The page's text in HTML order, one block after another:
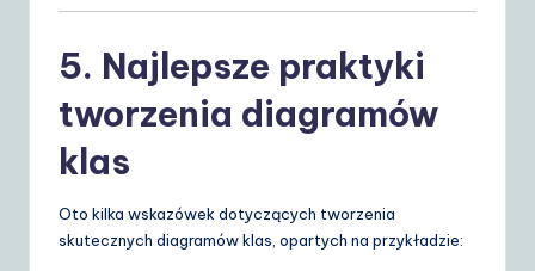
5. Najlepsze praktyki
tworzenia diagramów
klas
Oto kilka wskazówek dotyczących tworzenia
skutecznych diagramów klas, opartych na przykładzie: